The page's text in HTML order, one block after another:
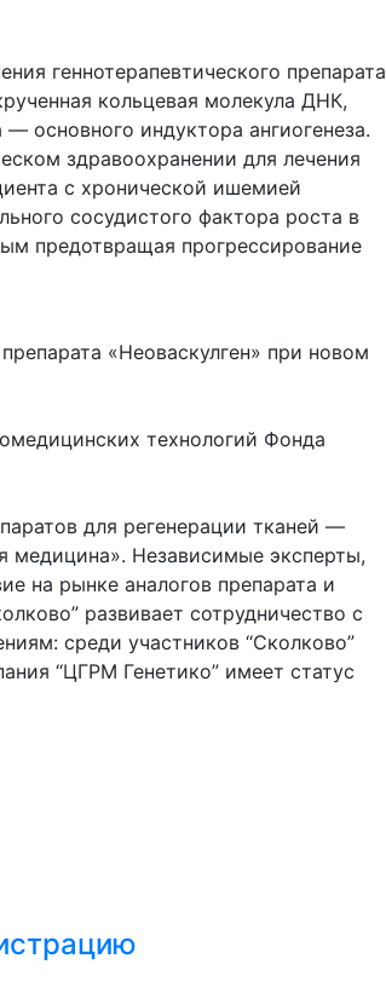
геннотерапевтического препарата
кольцевая молекула ДНК,
основного индуктора ангиогенеза.
здравоохранении для лечения
с хронической ишемией
сосудистого фактора роста в
предотвращая прогрессирование
«Неоваскулген» при новом
технологий Фонда
для регенерации тканей —
медицина». Независимые эксперты,
на рынке аналогов препарата и
развивает сотрудничество с
среди участников “Сколково”
“ЦГРМ Генетико” имеет статус